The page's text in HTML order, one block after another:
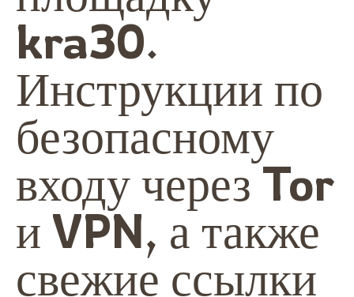
kra30.
Инструкции по
безопасному
входу через Tor
и VPN, а также
свежие ссылки